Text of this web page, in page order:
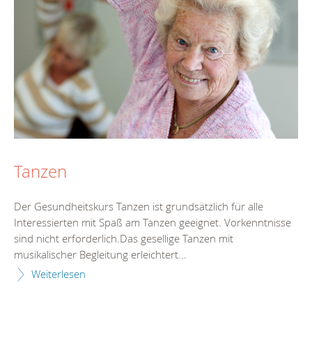
Tanzen
Der Gesundheitskurs Tanzen ist grundsätzlich für alle
Interessierten mit Spaß am Tanzen geeignet. Vorkenntnisse
sind nicht erforderlich.Das gesellige Tanzen mit
musikalischer Begleitung erleichtert...
Weiterlesen